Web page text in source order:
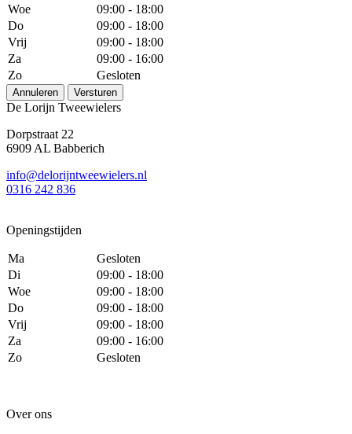
Woe
09:00 - 18:00
Do
09:00 - 18:00
Vrij
09:00 - 18:00
Za
09:00 - 16:00
Zo
Gesloten
Annuleren Versturen
De Lorijn Tweewielers
Dorpstraat 22
6909 AL Babberich
info@delorijntweewielers.nl
0316 242 836
Openingstijden
Ma
Gesloten
Di
09:00 - 18:00
Woe
09:00 - 18:00
Do
09:00 - 18:00
Vrij
09:00 - 18:00
Za
09:00 - 16:00
Zo
Gesloten
Over ons